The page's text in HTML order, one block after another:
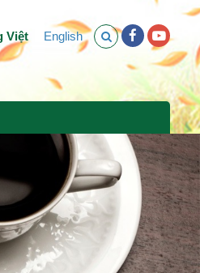
Việt English